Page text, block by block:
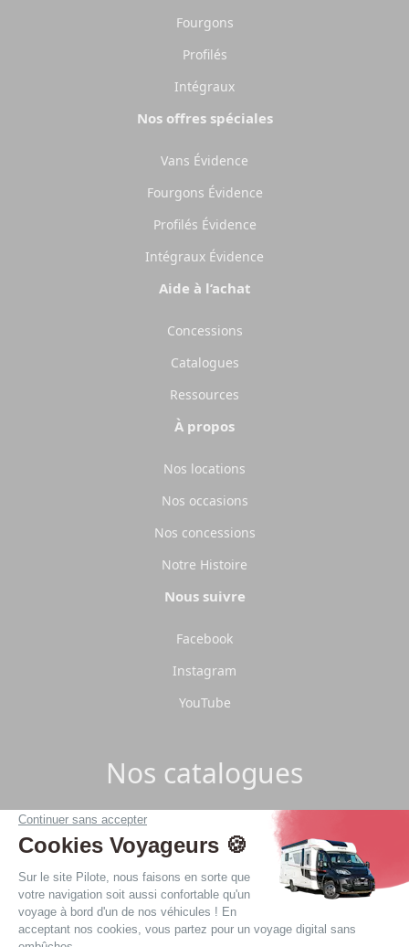
Fourgons
Profilés
Intégraux
Nos offres spéciales
Vans Évidence
Fourgons Évidence
Profilés Évidence
Intégraux Évidence
Aide à l’achat
Concessions
Catalogues
Ressources
À propos
Nos locations
Nos occasions
Nos concessions
Notre Histoire
Nous suivre
Facebook
Instagram
YouTube
Nos catalogues
Télécharger les catalogues Pilote 2026.